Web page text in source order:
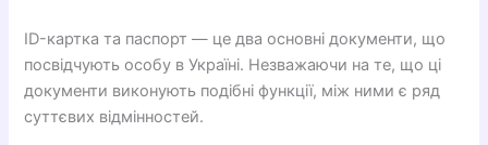
ID-картка та паспорт — це два основні документи, що
посвідчують особу в Україні. Незважаючи на те, що ці
документи виконують подібні функції, між ними є ряд
суттєвих відмінностей.